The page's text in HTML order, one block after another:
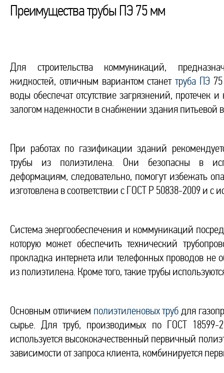
Преимущества трубы ПЭ 75 мм
Для строительства коммуникаций,
жидкостей, отличным вариантом станеттруба ПЭ
воды обеспечат отсутствие загрязнений, протечек
залогом надежности в снабжении здания питьевой
При работах по газификации зданий
трубы из полиэтилена. Они безопасны в
деформациям, следовательно, помогут избежать
изготовлена в соответствии с ГОСТ Р 50838-2009 и
Система энергообеспечения и коммуникаций
которую может обеспечить технический
прокладка интернета или телефонных проводов
из полиэтилена. Кроме того, такие трубы
Основным отличием полиэтиленовых труб для
сырье. Для труб, производимых по ГОСТ 18599-
используется высококачественный первичный
зависимости от запроса клиента, комбинируется